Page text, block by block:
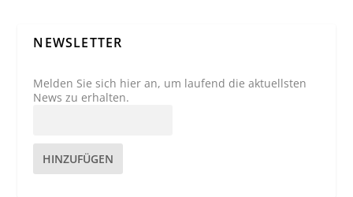
NEWSLETTER
Melden Sie sich hier an, um laufend die aktuellsten
News zu erhalten.
HINZUFÜGEN